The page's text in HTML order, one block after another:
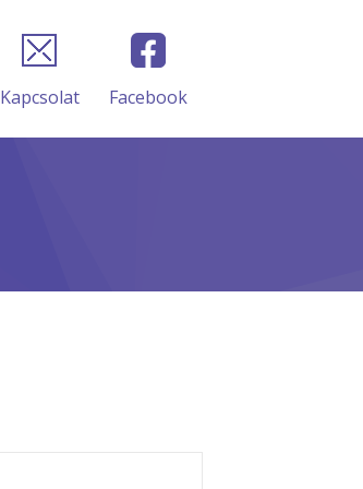
Kapcsolat Facebook